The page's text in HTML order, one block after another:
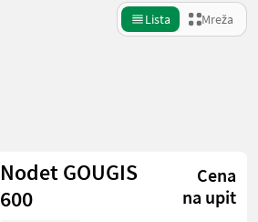
Lista Mreža
Država Filteri
Nodet GOUGIS
600
Cena
na upit